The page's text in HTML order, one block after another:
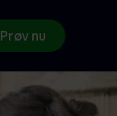
Prøv nu